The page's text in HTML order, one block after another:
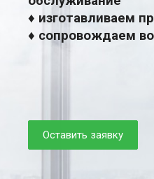
♦ изготавливаем
♦ сопровождаем
Оставить заявку